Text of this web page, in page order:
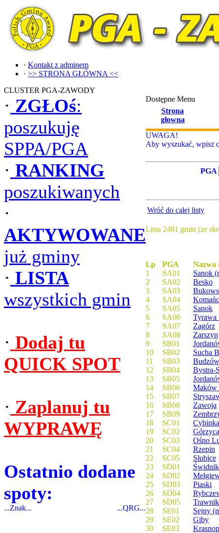
· Kontakt z adminem
· >> STRONA GŁÓWNA <<
CLUSTER PGA-ZAWODY
· ZGŁOś:
poszukuję
SPPA/PGA
· RANKING
poszukiwanych
·
AKTYWOWANE
już gminy
· LISTA
wszystkich gmin
· Dodaj tu
QUICK SPOT
· Zaplanuj tu
WYPRAWĘ
Ostatnio dodane
spoty:
...Znak... ...QRG...
Dostępne Menu
Strona
głowna
UWAGA!
Aby wyszukać, wpisz
PGA
Wróć do całej listy
Lista 2481 gmin (ze
Lp PGA
Nazwa
1
SA01
Sanok
2
SA02
Besko
3
SA03
4
SA04
5
SA05
Sanok
6
SA06
Tyrawa
7
SA07
Zagórz
8
SA08
Zarszyn
9
SB01
10
SB02
Sucha
11
SB03
Budzów
12
SB04
Bystra-
13
SB05
14
SB06
Maków
15
SB07
16
SB08
Zawoja
17
SB09
18
SC01
Cybinka
19
SC02
Górzyca
20
SC03
Ośno
21
SC04
Rzepin
22
SC05
Słubice
23
SD01
24
SD02
25
SD03
Piaski
26
SD04
27
SD05
28
SE01
Sejny
29
SE02
Giby
30
SE03